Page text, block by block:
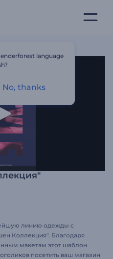
линию одежды с
Коллекция". Благодаря
макетам этот шаблон
посетить ваш магазин
language
No, thanks